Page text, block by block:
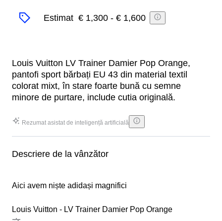
Estimat € 1,300 - € 1,600
Louis Vuitton LV Trainer Damier Pop Orange,
pantofi sport bărbați EU 43 din material textil
colorat mixt, în stare foarte bună cu semne
minore de purtare, include cutia originală.
Rezumat asistat de inteligență artificială
Descriere de la vânzător
Aici avem niște adidași magnifici
Louis Vuitton - LV Trainer Damier Pop Orange